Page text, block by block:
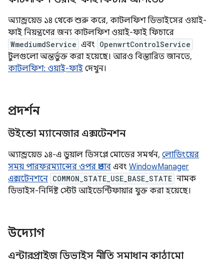
অ্যান্ড্রয়েড ১৪ থেকে শুরু করে, কাটলফিশ ডিভাইসের ওয়াই-
ফাই নিয়ন্ত্রণের জন্য কাটলফিশ ওয়াই-ফাই ফিচারে
WmediumdService এবং OpenwrtControlService
টুলগুলো অন্তর্ভুক্ত করা হয়েছে। আরও বিস্তারিত জানতে,
কাটলফিশ: ওয়াই-ফাই দেখুন।
প্রদর্শন
উইন্ডো ম্যানেজার এক্সটেনশন
অ্যান্ড্রয়েড ১৪-এ ডুয়াল ডিসপ্লে মোডের সমর্থন, লোডিংয়ের
সময় পারফরম্যান্সের ওপর প্রভাব এবং WindowManager
এক্সটেনশনে COMMON_STATE_USE_BASE_STATE নামক
ডিভাইস-নির্দিষ্ট স্টেট আইডেন্টিফায়ার যুক্ত করা হয়েছে।
উদ্যোগ
এন্টারপ্রাইজ ডিভাইস নীতি সমাধান কাঠামো